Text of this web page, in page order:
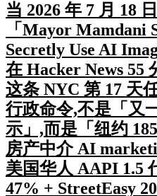
当 2026 年 7 月 18
「Mayor Mamdani
Secretly Use AI
在 Hacker News 55
这条 NYC 第 17 天
行政命令,不是「又
示」,而是「纽约
房产中介 AI
美国华人 AAPI 1.5
47% + StreetEasy